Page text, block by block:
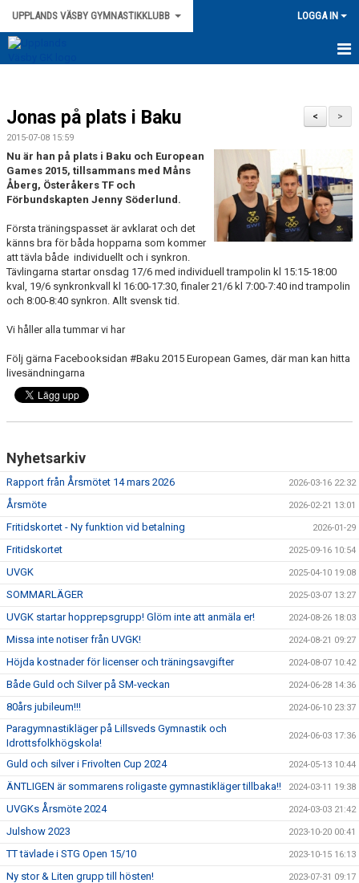
UPPLANDS VÄSBY GYMNASTIKKLUBB LOGGA IN
NYHETER
ANMÄLAN
TRAMPOLIN
BARNGYMNASTIK
LÄGER
KIROPRAKTOR
LEDARE
UTBILDNING FÖR LEDARE
>
<
Jonas på plats i Baku
2015-07-08 15:59
Nu är han på plats i Baku och European
Games 2015, tillsammans med Måns
Åberg, Österåkers TF och
Förbundskapten Jenny Söderlund.
Första träningspasset är avklarat och det
känns bra för båda hopparna som kommer
att tävla både individuellt och i synkron.
Tävlingarna startar onsdag 17/6 med individuell trampolin kl 15:15-18:00
kval, 19/6 synkronkvall kl 16:00-17:30, finaler 21/6 kl 7:00-7:40 ind trampolin
och 8:00-8:40 synkron. Allt svensk tid.
Vi håller alla tummar vi har
Följ gärna Facebooksidan #Baku 2015 European Games, där man kan hitta
livesändningarna
Nyhetsarkiv
Rapport från Årsmötet 14 mars 2026 2026-03-16 22:32
Årsmöte 2026-02-21 13:01
Fritidskortet - Ny funktion vid betalning 2026-01-29
Fritidskortet 2025-09-16 10:54
UVGK 2025-04-10 19:08
SOMMARLÄGER 2025-03-07 13:27
UVGK startar hopprepsgrupp! Glöm inte att anmäla er! 2024-08-26 18:03
Missa inte notiser från UVGK! 2024-08-21 09:27
Höjda kostnader för licenser och träningsavgifter 2024-08-07 10:42
Både Guld och Silver på SM-veckan 2024-06-28 14:36
80års jubileum!!! 2024-06-10 23:37
Paragymnastikläger på Lillsveds Gymnastik och
Idrottsfolkhögskola!
2024-06-03 17:36
Guld och silver i Frivolten Cup 2024 2024-05-13 10:44
ÄNTLIGEN är sommarens roligaste gymnastikläger tillbaka!! 2024-03-11 19:38
UVGKs Årsmöte 2024 2024-03-03 21:42
Julshow 2023 2023-10-20 00:41
TT tävlade i STG Open 15/10 2023-10-15 16:13
Ny stor & Liten grupp till hösten! 2023-07-31 09:17